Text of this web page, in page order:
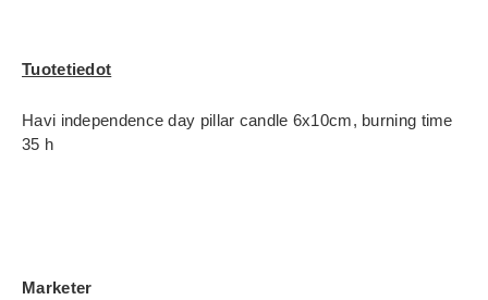
Tuotetiedot
Havi independence day pillar candle 6x10cm, burning time
35 h
Marketer